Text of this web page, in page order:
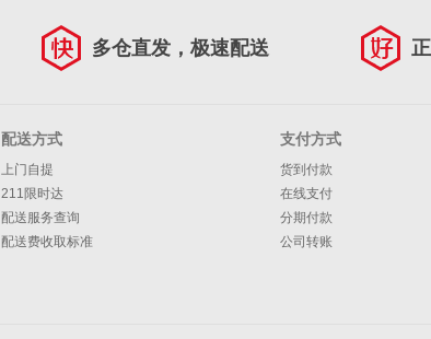
多仓直发，极速配送
配送方式
上门自提
211限时达
配送服务查询
配送费收取标准
支付方式
货到付款
在线支付
分期付款
公司转账